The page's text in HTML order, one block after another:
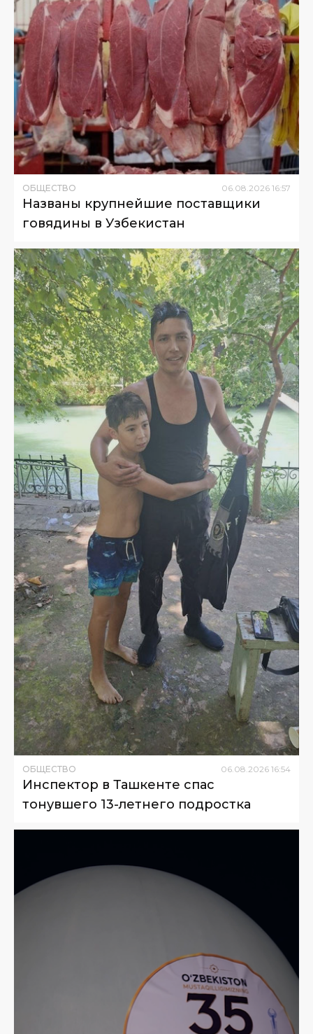
ОБЩЕСТВО 06.08.2026 16:57
Названы крупнейшие поставщики
говядины в Узбекистан
ОБЩЕСТВО 06.08.2026 16:54
Инспектор в Ташкенте спас
тонувшего 13-летнего подростка